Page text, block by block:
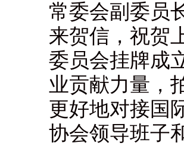
常委会副委员
来贺信，祝贺
委员会挂牌成
业贡献力量，
更好地对接国
协会领导班子